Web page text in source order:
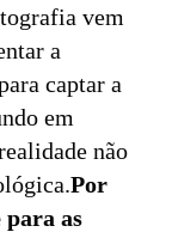
vem
a
captar a
em
não
Por
as